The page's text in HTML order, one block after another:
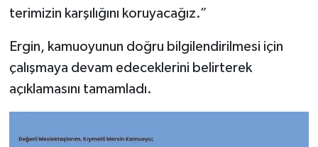
terimizin karşılığını koruyacağız.”
Ergin, kamuoyunun doğru bilgilendirilmesi için
çalışmaya devam edeceklerini belirterek
açıklamasını tamamladı.